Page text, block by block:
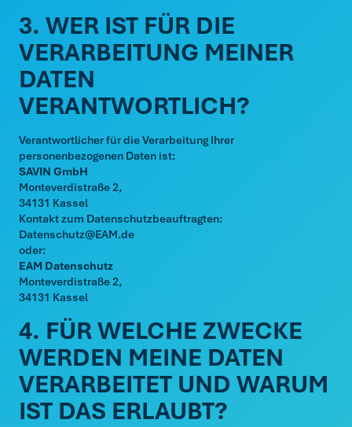
3. WER IST FÜR DIE
VERARBEITUNG MEINER
DATEN
VERANTWORTLICH?
Verantwortlicher für die Verarbeitung Ihrer
personenbezogenen Daten ist:
SAVIN GmbH
Monteverdistraße 2,
34131 Kassel
Kontakt zum Datenschutzbeauftragten:
Datenschutz@EAM.de
oder:
EAM Datenschutz
Monteverdistraße 2,
34131 Kassel
4. FÜR WELCHE ZWECKE
WERDEN MEINE DATEN
VERARBEITET UND WARUM
IST DAS ERLAUBT?